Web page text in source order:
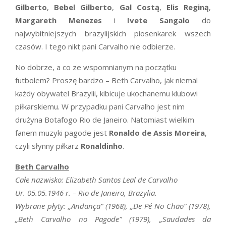
Gilberto, Bebel Gilberto, Gal Costą, Elis Reginą,
Margareth Menezes i Ivete Sangalo do
najwybitniejszych brazylijskich piosenkarek wszech
czasów. I tego nikt pani Carvalho nie odbierze.
No dobrze, a co ze wspomnianym na początku
futbolem? Proszę bardzo – Beth Carvalho, jak niemal
każdy obywatel Brazylii, kibicuje ukochanemu klubowi
piłkarskiemu. W przypadku pani Carvalho jest nim
drużyna Botafogo Rio de Janeiro. Natomiast wielkim
fanem muzyki pagode jest Ronaldo de Assis Moreira,
czyli słynny piłkarz Ronaldinho.
Beth Carvalho
Całe nazwisko: Elizabeth Santos Leal de Carvalho
Ur. 05.05.1946 r. – Rio de Janeiro, Brazylia.
Wybrane płyty: „Andança” (1968), „De Pé No Chão” (1978),
„Beth Carvalho no Pagode” (1979), „Saudades da